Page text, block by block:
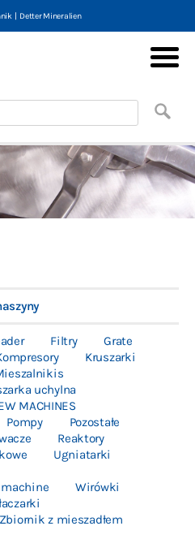
| Detter Mineralien
Filtry
Grate
Kruszarki
uchylna
MACHINES
Pompy
Pozostałe
Reaktory
Ugniatarki
Wirówki
Zbiornik z mieszadłem
odpowiedzialnosci